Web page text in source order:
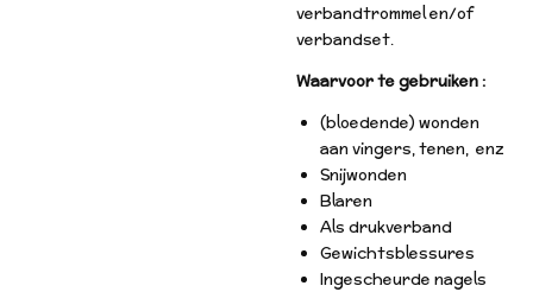
verbandtrommel en/of
verbandset.
Waarvoor te gebruiken :
(bloedende) wonden
aan vingers, tenen, enz
Snijwonden
Blaren
Als drukverband
Gewichtsblessures
Ingescheurde nagels